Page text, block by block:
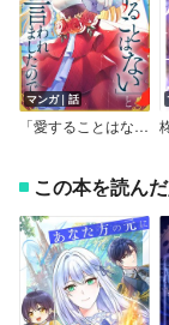
マンガ｜話
「愛することはない」と言われましたので。
この本を読ん